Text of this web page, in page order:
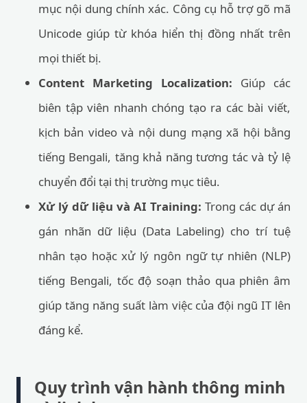
mục nội dung chính xác. Công cụ hỗ trợ gõ mã
Unicode giúp từ khóa hiển thị đồng nhất trên
mọi thiết bị.
Content Marketing Localization: Giúp các
biên tập viên nhanh chóng tạo ra các bài viết,
kịch bản video và nội dung mạng xã hội bằng
tiếng Bengali, tăng khả năng tương tác và tỷ lệ
chuyển đổi tại thị trường mục tiêu.
Xử lý dữ liệu và AI Training: Trong các dự án
gán nhãn dữ liệu (Data Labeling) cho trí tuệ
nhân tạo hoặc xử lý ngôn ngữ tự nhiên (NLP)
tiếng Bengali, tốc độ soạn thảo qua phiên âm
giúp tăng năng suất làm việc của đội ngũ IT lên
đáng kể.
Quy trình vận hành thông minh